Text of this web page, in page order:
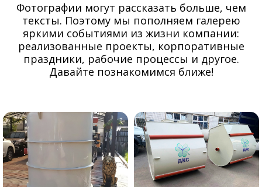
Фотографии могут рассказать больше, чем
тексты. Поэтому мы пополняем галерею
яркими событиями из жизни компании:
реализованные проекты, корпоративные
праздники, рабочие процессы и другое.
Давайте познакомимся ближе!